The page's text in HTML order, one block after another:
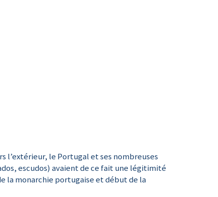
l’extérieur, le Portugal et ses nombreuses
escudos) avaient de ce fait une légitimité
la monarchie portugaise et début de la